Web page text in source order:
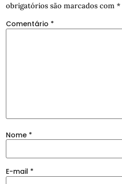
obrigatórios são marcados com *
Comentário *
Nome *
E-mail *